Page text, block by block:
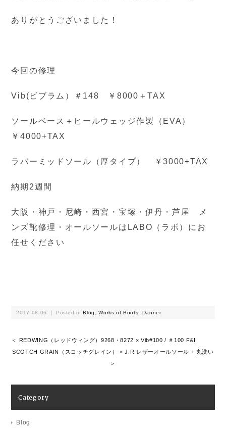
ありがとうございました！
今回の修理
Vib(ビブラム）＃148 ￥8000＋TAX
ソールベース＋ヒールウェッジ作製（EVA）
￥4000+TAX
ラバーミッドソール（厚タイプ） ￥3000+TAX
納期2週間
大阪・神戸・尼崎・西宮・宝塚・伊丹・芦屋 メ
ンズ靴修理・オールソールはLABO（ラボ）にお
任せください
2017-08-06 ｜ Posted inBlog ,Works of Boots Danner
＜ REDWING（レッドウィング）9268・8272 × Vib#100 / ＃100 F&I
SCOTCH GRAIN（スコッチグレイン） × J.R.レザーオールソール + 丸洗い
＞
Category
Blog